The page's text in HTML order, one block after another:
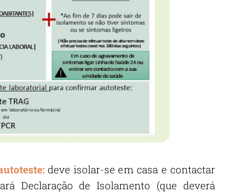
deve isolar-se em casa e contactar
Declaração de Isolamento (que deverá